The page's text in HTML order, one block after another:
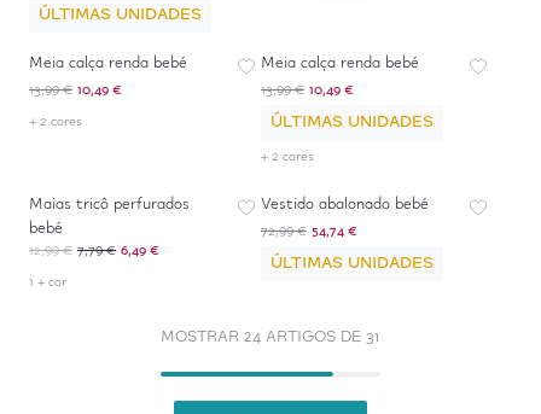
ÚLTIMAS UNIDADES
-25%
Meia calça renda bebé
13,99 € 10,49 €
+ 2 cores
Meia calça renda bebé
13,99 € 10,49 €
ÚLTIMAS UNIDADES
+ 2 cores
Maias tricô perfurados
bebé
12,99 € 7,79 € 6,49 €
1 + cor
-25%
Vestido abalonado bebé
72,99 € 54,74 €
ÚLTIMAS UNIDADES
MOSTRAR 24 ARTIGOS DE 31